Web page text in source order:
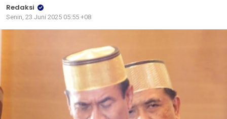
Redaksi
Senin, 23 Juni 2025 05:55 +08